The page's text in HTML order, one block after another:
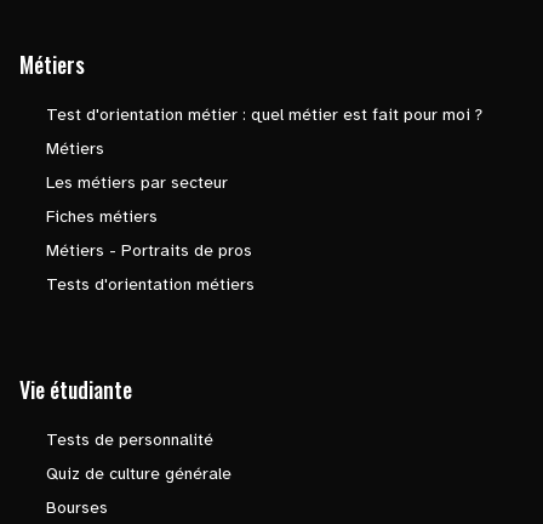
Métiers
Test d'orientation métier : quel métier est fait pour moi ?
Métiers
Les métiers par secteur
Fiches métiers
Métiers - Portraits de pros
Tests d'orientation métiers
Vie étudiante
Tests de personnalité
Quiz de culture générale
Bourses